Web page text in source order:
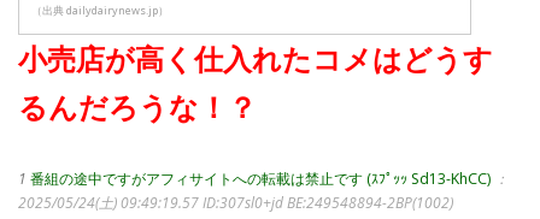
（出典 dailydairynews.jp）
小売店が高く仕入れたコメはどうす
るんだろうな！？
1 番組の途中ですがアフィサイトへの転載は禁止です (ｽﾌﾟｯｯ Sd13-KhCC) ：
2025/05/24(土) 09:49:19.57ID:307sl0+jd BE:249548894-2BP(1002)